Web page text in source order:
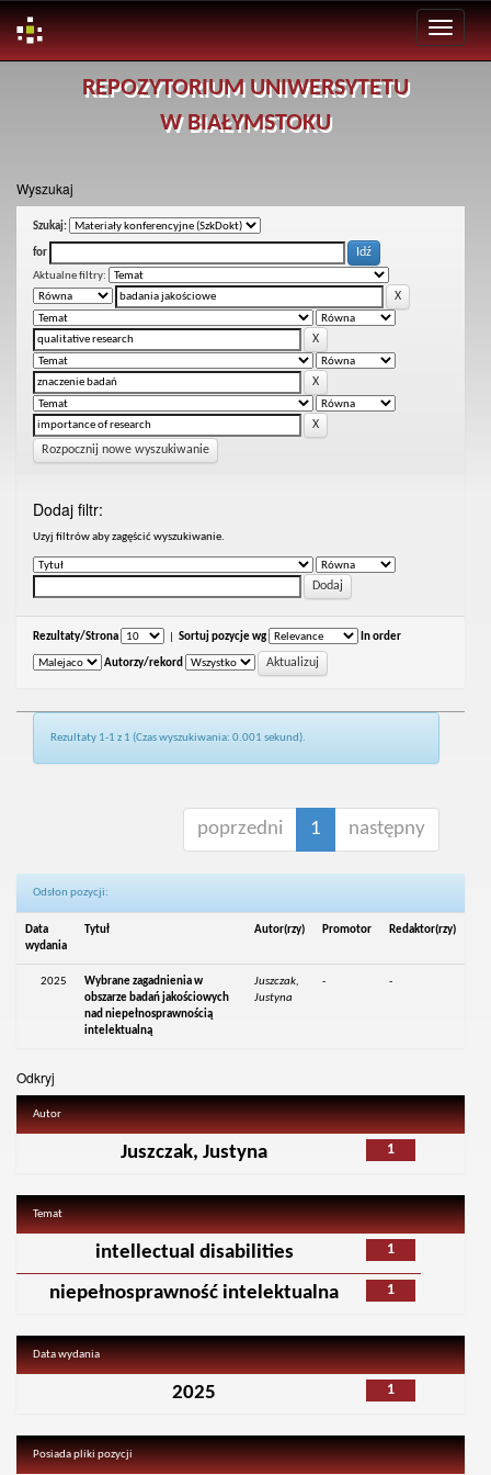
REPOZYTORIUM UNIWERSYTETU
W BIAŁYMSTOKU
Wyszukaj
Szukaj:
for
Aktualne filtry:
Rozpocznij nowe wyszukiwanie
Dodaj filtr:
Uzyj filtrów aby zagęścić wyszukiwanie.
Rezultaty/Strona Sortuj pozycje wg In order
Autorzy/rekord
Rezultaty 1-1 z 1 (Czas wyszukiwania: 0.001 sekund).
poprzedni 1 następny
Odsłon pozycji:
Data
wydania
Tytuł Autor(rzy) Promotor Redaktor(rzy)
2025
Wybrane zagadnienia w
obszarze badań jakościowych
nad niepełnosprawnością
intelektualną
Juszczak,
Justyna
- -
Odkryj
Autor
1
Juszczak, Justyna
Temat
1
intellectual disabilities
1
niepełnosprawność intelektualna
Data wydania
1
2025
Posiada pliki pozycji